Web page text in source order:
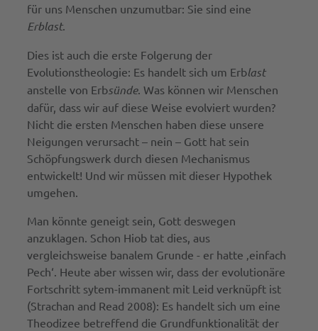
für uns Menschen unzumutbar: Sie sind eine
Erblast.
Dies ist auch die erste Folgerung der
Evolutionstheologie: Es handelt sich um Erblast
anstelle von Erbsünde. Was können wir Menschen
dafür, dass wir auf diese Weise evolviert wurden?
Nicht die ersten Menschen haben diese unsere
Neigungen verursacht – nein – Gott hat sein
Schöpfungswerk durch diesen Mechanismus
entwickelt! Und wir müssen mit dieser Hypothek
umgehen.
Man könnte geneigt sein, Gott deswegen
anzuklagen. Schon Hiob tat dies, aus
vergleichsweise banalem Grunde - er hatte ‚einfach
Pech‘. Heute aber wissen wir, dass der evolutionäre
Fortschritt sytem-immanent mit Leid verknüpft ist
(Strachan and Read 2008): Es handelt sich um eine
Theodizee betreffend die Grundfunktionalität der